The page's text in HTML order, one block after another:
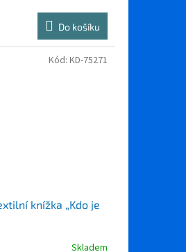
Do košíku
knížka „Kdo je
Skladem
Kód: KD-75271